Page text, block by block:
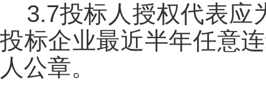
3.7投标人授权代表应
投标企业最近半年任意
人公章。